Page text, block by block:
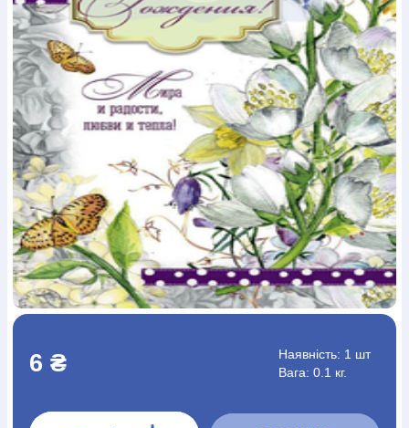
Богослов`яШлюб і сім`яЮдаїзм
Супутні товари
ПеріодикаАудіоРучки кульковіВідеоГалантерея
Закладки для книг
Футболки БрелокиСумкиБіжутерія
Блокноти
Щоденники / щотижневикиВироби з дерева
Вироби з кераміки і глиниВироби з сріблаКартини
Навчальні мапиШкіряні виробиМагнітиМеталеві
виробиМіні-лампи НаклейкиНастільні ігриПакети
подарункові
Плакати Пластмасові виробиХустки
Подарункові карткиРозвиваючі ігри РепринтиСвічки
ЗошитиФотокартини Чохли на БибліїГоловні убори
КалендаріКанцелярскі товариКомп`ютерні ігри
ЛистівкиСувенирна продукціяГодинникиПазли
Книга в комплекті
За додатковою інформацією дзвоніть за номером:+38
6 ₴ Наявність: 1 шт
Вага: 0.1 кг.